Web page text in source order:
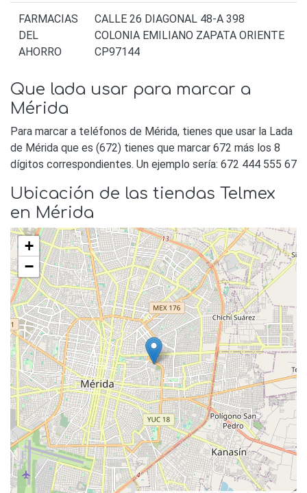
FARMACIAS
DEL
AHORRO
CALLE 26 DIAGONAL 48-A 398
COLONIA EMILIANO ZAPATA ORIENTE
CP97144
Que lada usar para marcar a
Mérida
Para marcar a teléfonos de Mérida, tienes que usar la Lada
de Mérida que es (672) tienes que marcar 672 más los 8
dígitos correspondientes. Un ejemplo sería: 672 444 555 67
Ubicación de las tiendas Telmex
en Mérida
+
−